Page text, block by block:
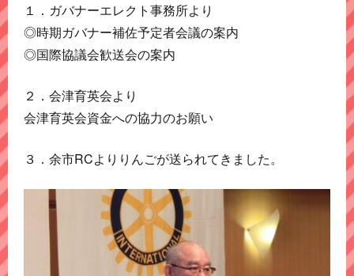
１．ガバナーエレクト事務所より
◎時期ガバナー補佐予定者会議の案内
◎国際協議会歓送会の案内
２．会津育英会より
会津育英会資金への協力のお願い
３．余市RCよりりんごが送られてきました。